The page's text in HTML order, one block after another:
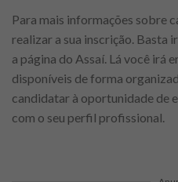
Para mais informações sobre
realizar a sua inscrição. Basta
a página do Assaí. Lá você irá
disponíveis de forma
candidatar à oportunidade de
com o seu perfil profissional.